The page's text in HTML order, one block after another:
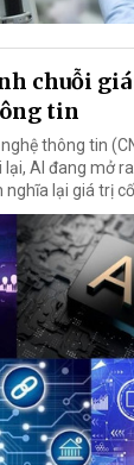
chuỗi
tin
thông tin
lại, AI đang mở
lại giá trị